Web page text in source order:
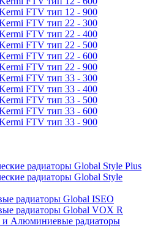
FTV тип 12 - 900
FTV тип 22 - 300
FTV тип 22 - 400
FTV тип 22 - 500
FTV тип 22 - 600
FTV тип 22 - 900
FTV тип 33 - 300
FTV тип 33 - 400
FTV тип 33 - 500
FTV тип 33 - 600
FTV тип 33 - 900
радиаторы Global Style Plus
радиаторы Global Style
радиаторы Global ISEO
радиаторы Global VOX R
и Алюминиевые радиаторы